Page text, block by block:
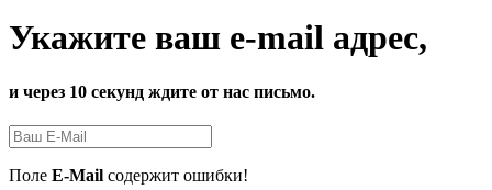
Укажите ваш e-mail адрес,
и через 10 секунд ждите от нас письмо.
Поле E-Mail содержит ошибки!